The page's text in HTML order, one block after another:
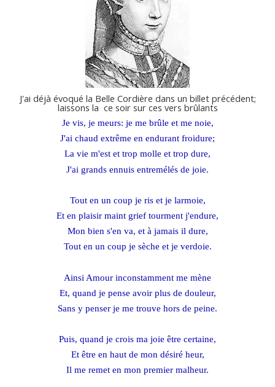
J'ai déjà évoqué la Belle Cordière dans un billet précédent;
laissons la ce soir sur ces vers brûlants
Je vis, je meurs: je me brûle et me noie,
J'ai chaud extrême en endurant froidure;
La vie m'est et trop molle et trop dure,
J'ai grands ennuis entremélés de joie.
Tout en un coup je ris et je larmoie,
Et en plaisir maint grief tourment j'endure,
Mon bien s'en va, et à jamais il dure,
Tout en un coup je sèche et je verdoie.
Ainsi Amour inconstamment me mène
Et, quand je pense avoir plus de douleur,
Sans y penser je me trouve hors de peine.
Puis, quand je crois ma joie être certaine,
Et être en haut de mon désiré heur,
Il me remet en mon premier malheur.